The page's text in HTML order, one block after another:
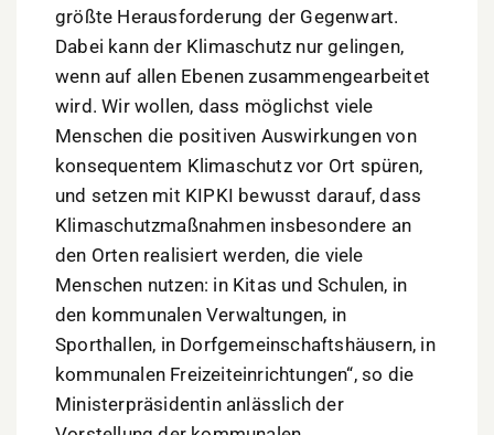
größte Herausforderung der Gegenwart.
Dabei kann der Klimaschutz nur gelingen,
wenn auf allen Ebenen zusammengearbeitet
wird. Wir wollen, dass möglichst viele
Menschen die positiven Auswirkungen von
konsequentem Klimaschutz vor Ort spüren,
und setzen mit KIPKI bewusst darauf, dass
Klimaschutzmaßnahmen insbesondere an
den Orten realisiert werden, die viele
Menschen nutzen: in Kitas und Schulen, in
den kommunalen Verwaltungen, in
Sporthallen, in Dorfgemeinschaftshäusern, in
kommunalen Freizeiteinrichtungen“, so die
Ministerpräsidentin anlässlich der